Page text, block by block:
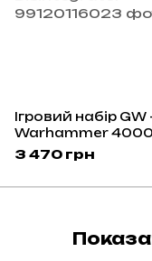
Ігровий набір GW -
Warhammer
Adeptus
Skorpius
3 470 грн